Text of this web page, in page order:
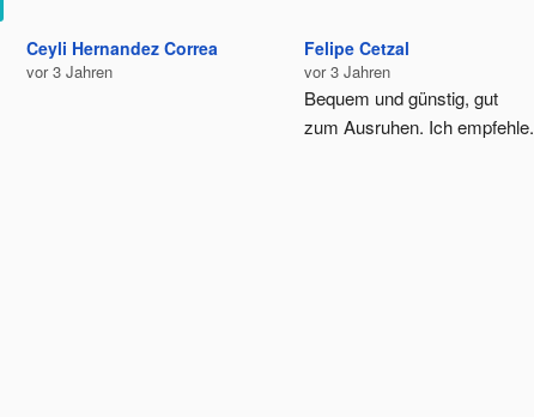
Ceyli Hernandez Correa
vor 3 Jahren
Felipe Cetzal
vor 3 Jahren
Bequem und günstig, gut
zum Ausruhen. Ich empfehle.